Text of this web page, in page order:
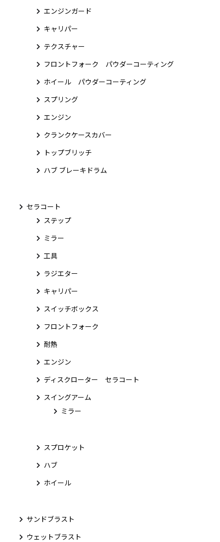
エンジンガード
キャリパー
テクスチャー
フロントフォーク パウダーコーティング
ホイール パウダーコーティング
スプリング
エンジン
クランクケースカバー
トップブリッチ
ハブ ブレーキドラム
セラコート
ステップ
ミラー
工具
ラジエター
キャリパー
スイッチボックス
フロントフォーク
耐熱
エンジン
ディスクローター セラコート
スイングアーム
ミラー
スプロケット
ハブ
ホイール
サンドブラスト
ウェットブラスト